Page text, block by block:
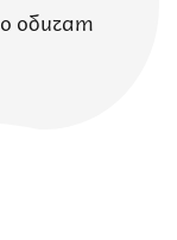
обичат